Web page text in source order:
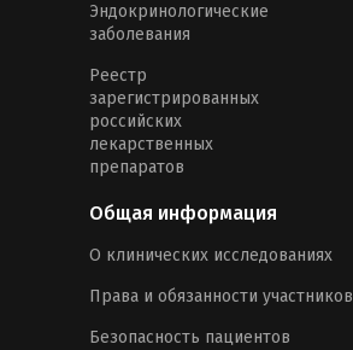
Эндокринологические
заболевания
Реестр
зарегистрированных
российских
лекарственных
препаратов
Общая информация
О клинических исследованиях
Права и обязанности участников
Безопасность пациентов